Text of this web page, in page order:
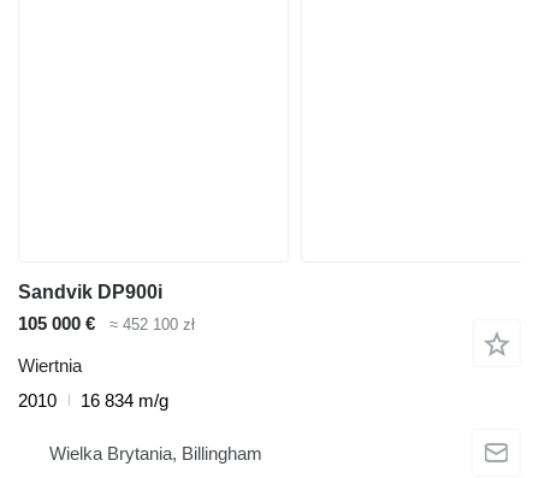
Sandvik DP900i
105 000 €
≈ 452 100 zł
Wiertnia
2010
16 834 m/g
Wielka Brytania, Billingham